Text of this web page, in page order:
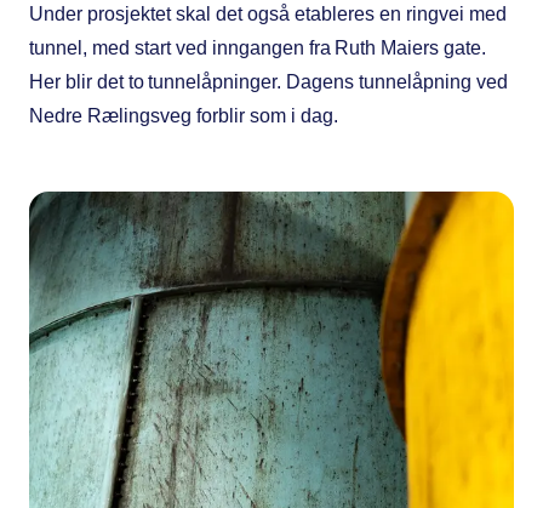
Under prosjektet skal det også etableres en ringvei med
tunnel, med start ved inngangen fra Ruth Maiers gate.
Her blir det to tunnelåpninger. Dagens tunnelåpning ved
Nedre Rælingsveg forblir som i dag.​